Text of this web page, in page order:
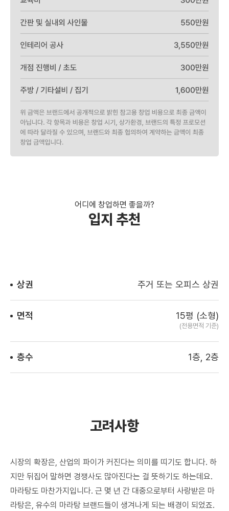
어디에 창업하면 좋을까?
입지 추천
상권 주거 또는 오피스 상권
면적 15평 (소형)
(전용면적 기준)
층수 1층, 2층
고려사항
시장의 확장은, 산업의 파이가 커진다는 의미를 띠기도 합니다. 하
지만 뒤집어 말하면 경쟁사도 많아진다는 걸 뜻하기도 하는데요.
마라탕도 마찬가지입니다. 근 몇 년 간 대중으로부터 사랑받은 마
라탕은, 유수의 마라탕 브랜드들이 생겨나게 되는 배경이 되었죠.